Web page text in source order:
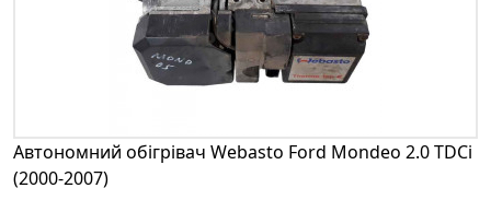
Автономний обігрівач Webasto Ford Mondeo 2.0 TDCi
(2000-2007)